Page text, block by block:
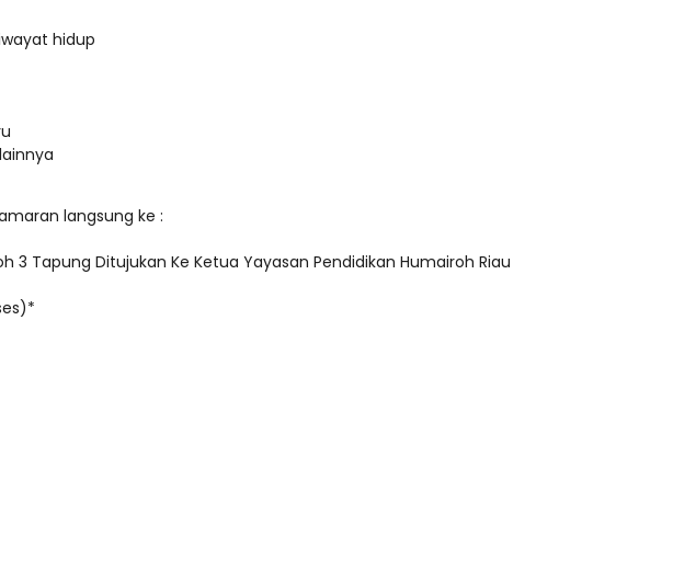
hidup
langsung ke :
3 Tapung Ditujukan Ke Ketua Yayasan Pendidikan Humairoh Riau